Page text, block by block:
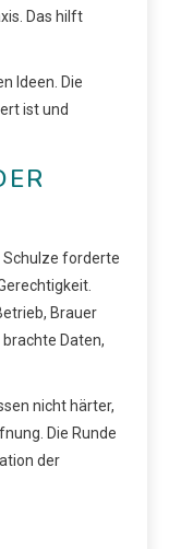
Das hilft
Ideen. Die
ist und
Schulze forderte
Brauer
Daten,
nicht härter,
Die Runde
der